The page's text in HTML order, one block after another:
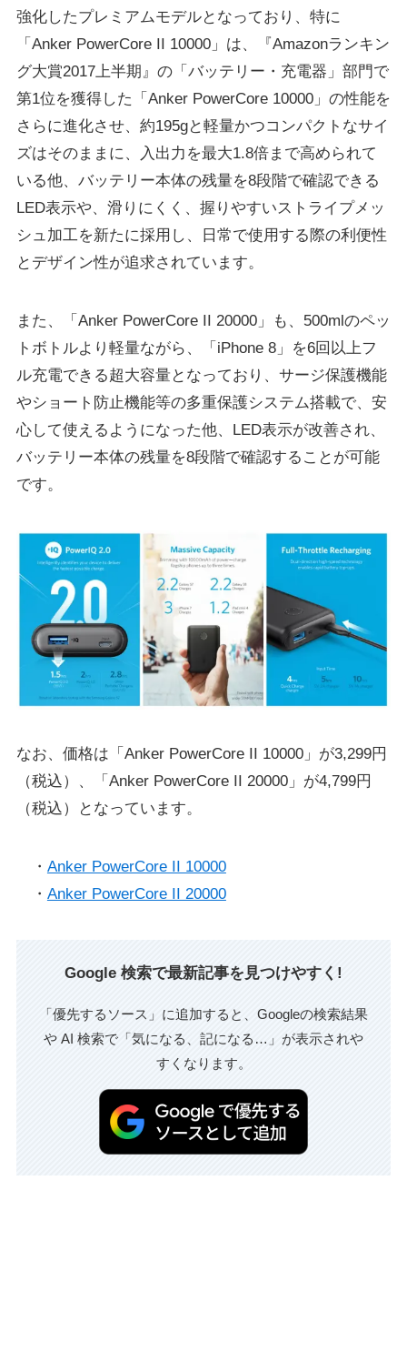
強化したプレミアムモデルとなっており、特に
「Anker PowerCore II 10000」は、『Amazonランキン
グ大賞2017上半期』の「バッテリー・充電器」部門で
第1位を獲得した「Anker PowerCore 10000」の性能を
さらに進化させ、約195gと軽量かつコンパクトなサイ
ズはそのままに、入出力を最大1.8倍まで高められて
いる他、バッテリー本体の残量を8段階で確認できる
LED表示や、滑りにくく、握りやすいストライプメッ
シュ加工を新たに採用し、日常で使用する際の利便性
とデザイン性が追求されています。
また、「Anker PowerCore II 20000」も、500mlのペッ
トボトルより軽量ながら、「iPhone 8」を6回以上フ
ル充電できる超大容量となっており、サージ保護機能
やショート防止機能等の多重保護システム搭載で、安
心して使えるようになった他、LED表示が改善され、
バッテリー本体の残量を8段階で確認することが可能
です。
なお、価格は「Anker PowerCore II 10000」が3,299円
（税込）、「Anker PowerCore II 20000」が4,799円
（税込）となっています。
・ Anker PowerCore II 10000
・ Anker PowerCore II 20000
Google 検索で最新記事を見つけやすく!
「優先するソース」に追加すると、Googleの検索結果
や AI 検索で「気になる、記になる…」が表示されや
すくなります。